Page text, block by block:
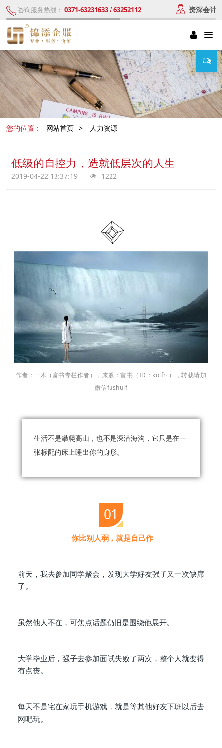
咨询服务热线： 0371-63231633 / 63252112 资深会计
您的位置： 网站首页 > 人力资源
低级的自控力，造就低层次的人生
2019-04-22 13:37:19 1222
作者：一木 （富书专栏作者），来源：富书（ID：kolfrc），转载请加
微信fushulf
生活不是攀爬高山，也不是深潜海沟，它只是在一
张标配的床上睡出你的身形。
01
你比别人弱，就是自己作
前天，我去参加同学聚会，发现大学好友强子又一次缺席
了。
虽然他人不在，可焦点话题仍旧是围绕他展开。
大学毕业后，强子去参加面试失败了两次，整个人就变得
有点丧。
每天不是宅在家玩手机游戏，就是等其他好友下班以后去
网吧玩。